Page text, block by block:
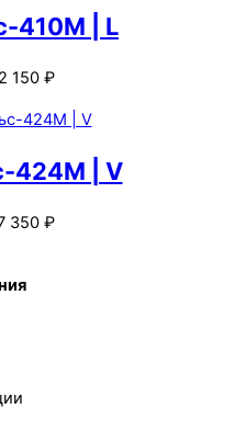
410M | L
150 ₽
424M | V
350 ₽